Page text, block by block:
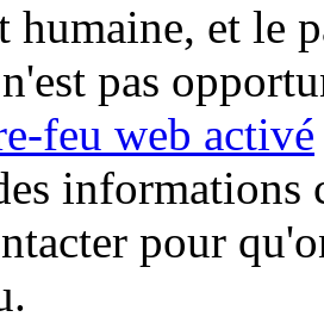
humaine, et le
pas
feu web activé
informations
pour